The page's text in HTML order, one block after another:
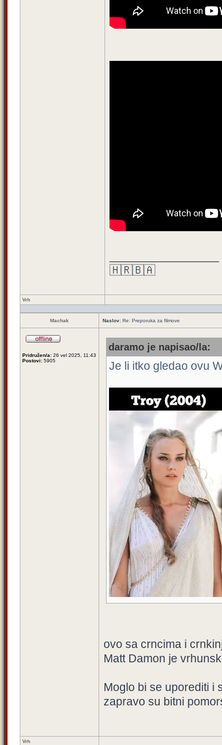
🇭🇷🇧🇦
Vrh
Machak Naslov: Re: Preporuka za filmove
Pridružen/a: 26 vel 2025, 11:43
Postovi: 5905
daramo je napisao/la:
Je li itko gledao ovu
ovo sa crncima i
Matt Damon je
Moglo bi se uporediti i
zapravo su bitni
Vrh